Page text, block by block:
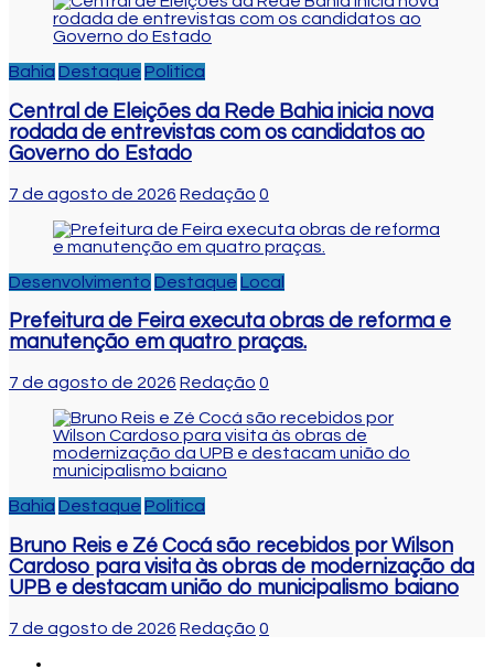
Bahia Destaque Politica
Central de Eleições da Rede Bahia inicia nova
rodada de entrevistas com os candidatos ao
Governo do Estado
7 de agosto de 2026 Redação 0
Desenvolvimento Destaque Local
Prefeitura de Feira executa obras de reforma e
manutenção em quatro praças.
7 de agosto de 2026 Redação 0
Bahia Destaque Politica
Bruno Reis e Zé Cocá são recebidos por Wilson
Cardoso para visita às obras de modernização da
UPB e destacam união do municipalismo baiano
7 de agosto de 2026 Redação 0